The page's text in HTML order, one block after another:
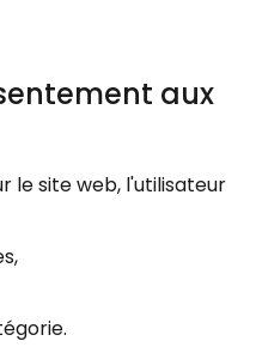
aux
le site web, l'utilisateur